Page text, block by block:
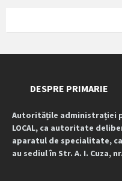
DESPRE PRIMARIE
Autoritățile administrației
LOCAL, ca autoritate
aparatul de specialitate,
au sediul în Str. A. I. Cuza,